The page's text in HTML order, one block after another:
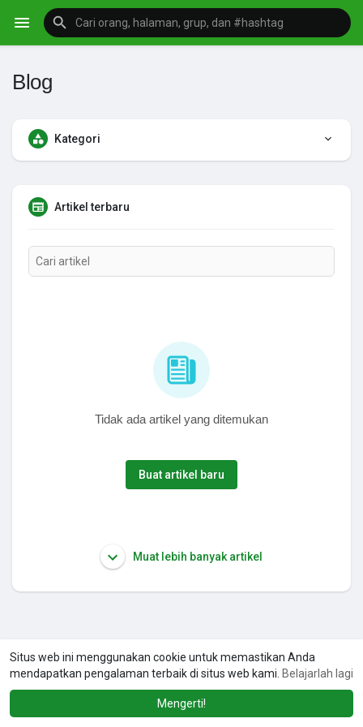
Situs web ini menggunakan cookie untuk memastikan Anda
mendapatkan pengalaman terbaik di situs web kami. Belajarlah lagi
Mengerti!
Blog
Kategori
Artikel terbaru
Tidak ada artikel yang ditemukan
Buat artikel baru
Muat lebih banyak artikel